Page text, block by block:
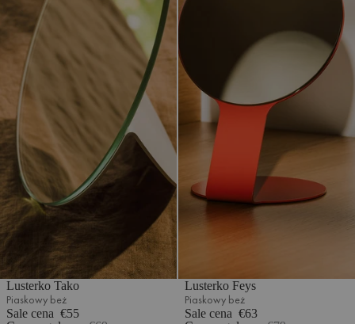
Lusterko Tako
Piaskowy beż
Sale cena €55
Lusterko Feys
Piaskowy beż
Sale cena €63